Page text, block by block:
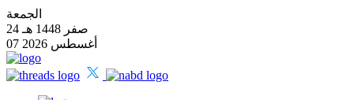
الجمعة
24 صفر 1448 هـ
07 أغسطس 2026